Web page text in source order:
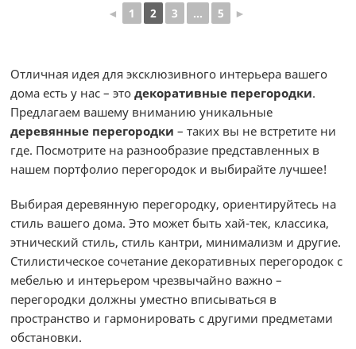
◄ 1 2 3 ... 5 ►
Отличная идея для эксклюзивного интерьера вашего
дома есть у нас – этодекоративные перегородки.
Предлагаем вашему вниманию уникальные
деревянные перегородки – таких вы не встретите ни
где. Посмотрите на разнообразие представленных в
нашем портфолио перегородок и выбирайте лучшее!
Выбирая деревянную перегородку, ориентируйтесь на
стиль вашего дома. Это может быть хай-тек, классика,
этнический стиль, стиль кантри, минимализм и другие.
Стилистическое сочетание декоративных перегородок с
мебелью и интерьером чрезвычайно важно –
перегородки должны уместно вписываться в
пространство и гармонировать с другими предметами
обстановки.